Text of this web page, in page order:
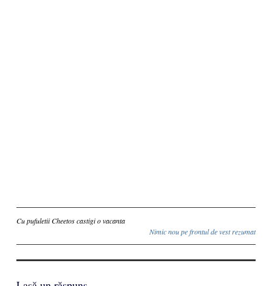
Inscriere
Cu pufuletii Cheetos castigi o vacanta
Nimic nou pe frontul de vest rezumat